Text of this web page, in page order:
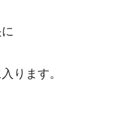
ります。